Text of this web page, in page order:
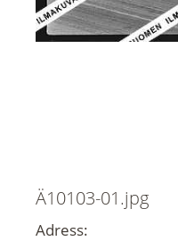
Ä10103-01.jpg
Adress: